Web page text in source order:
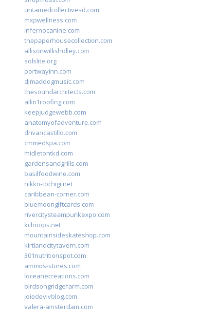
untamedcollectivesd.com
mxpwellness.com
infernocanine.com
thepaperhousecollection.com
allisonwillisholley.com
solslite.org
portwayinn.com
djmaddogmusic.com
thesoundarchitects.com
allin1roofing.com
keepjudgewebb.com
anatomyofadventure.com
drivancastillo.com
cmmedspa.com
midletontkd.com
gardensandgrills.com
basilfoodwine.com
nikko-tochigi.net
caribbean-corner.com
bluemoongiftcards.com
rivercitysteampunkexpo.com
kchoops.net
mountainsideskateshop.com
kirtlandcitytavern.com
301nutritionspot.com
ammos-stores.com
loceanecreations.com
birdsongridgefarm.com
joiedevivblog.com
valera-amsterdam.com